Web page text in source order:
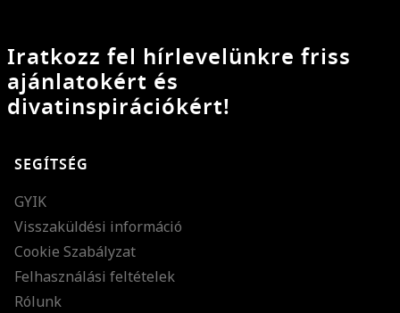
Iratkozz fel hírlevelünkre friss
ajánlatokért és
divatinspirációkért!
SEGÍTSÉG
GYIK
Visszaküldési információ
Cookie Szabályzat
Felhasználási feltételek
Rólunk